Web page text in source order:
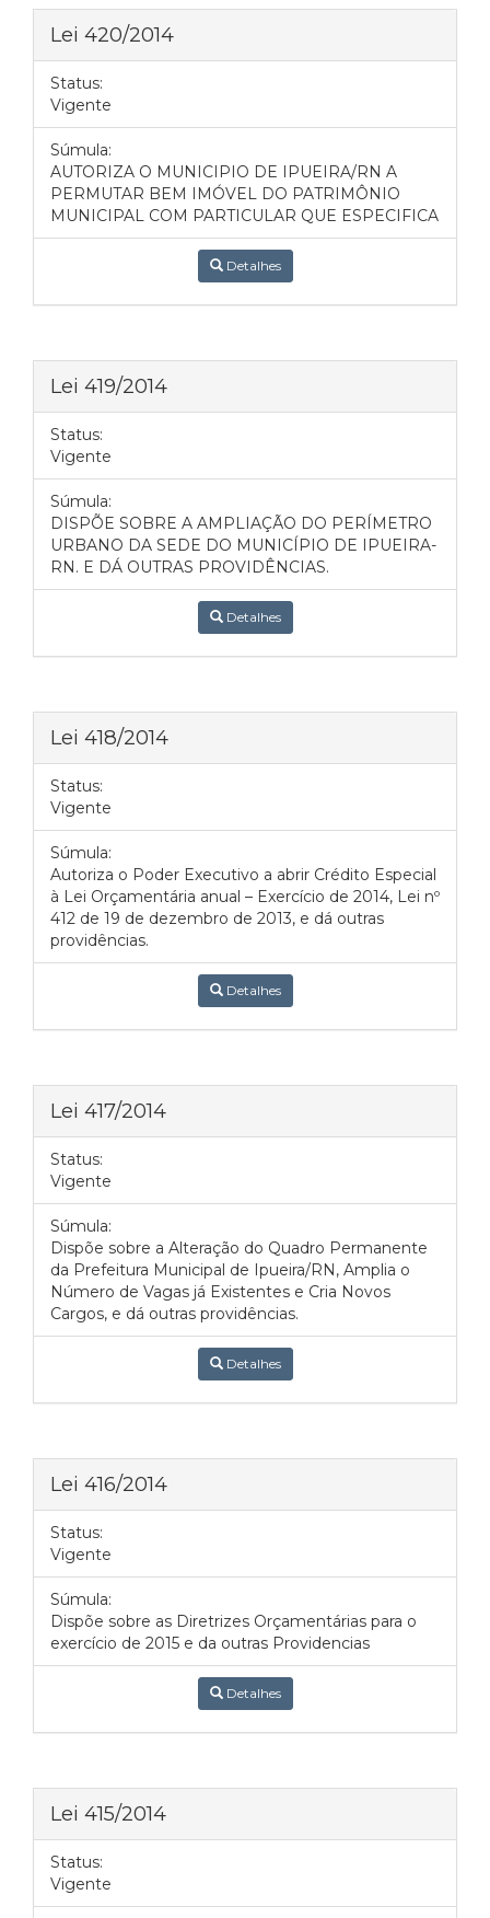
Lei 420/2014
Status:
Vigente
Súmula:
AUTORIZA O MUNICIPIO DE IPUEIRA/RN A
PERMUTAR BEM IMÓVEL DO PATRIMÔNIO
MUNICIPAL COM PARTICULAR QUE ESPECIFICA
Detalhes
Lei 419/2014
Status:
Vigente
Súmula:
DISPÕE SOBRE A AMPLIAÇÃO DO PERÍMETRO
URBANO DA SEDE DO MUNICÍPIO DE IPUEIRA-
RN. E DÁ OUTRAS PROVIDÊNCIAS.
Detalhes
Lei 418/2014
Status:
Vigente
Súmula:
Autoriza o Poder Executivo a abrir Crédito Especial
à Lei Orçamentária anual – Exercício de 2014, Lei nº
412 de 19 de dezembro de 2013, e dá outras
providências.
Detalhes
Lei 417/2014
Status:
Vigente
Súmula:
Dispõe sobre a Alteração do Quadro Permanente
da Prefeitura Municipal de Ipueira/RN, Amplia o
Número de Vagas já Existentes e Cria Novos
Cargos, e dá outras providências.
Detalhes
Lei 416/2014
Status:
Vigente
Súmula:
Dispõe sobre as Diretrizes Orçamentárias para o
exercício de 2015 e da outras Providencias
Detalhes
Lei 415/2014
Status:
Vigente